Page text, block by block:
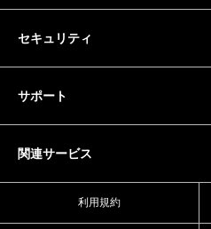
セキュリティ
サポート
関連サービス
Value Domain利用規約